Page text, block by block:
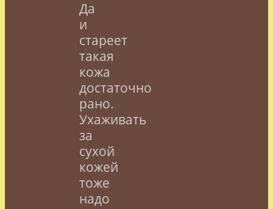
Да
и
стареет
такая
кожа
достаточно
рано.
Ухаживать
за
сухой
кожей
тоже
надо